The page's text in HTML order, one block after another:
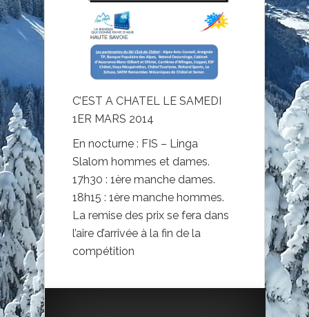
C’EST A CHATEL LE SAMEDI
1ER MARS 2014
En nocturne : FIS – Linga
Slalom hommes et dames.
17h30 : 1ère manche dames.
18h15 : 1ère manche hommes.
La remise des prix se fera dans
l’aire d’arrivée à la fin de la
compétition